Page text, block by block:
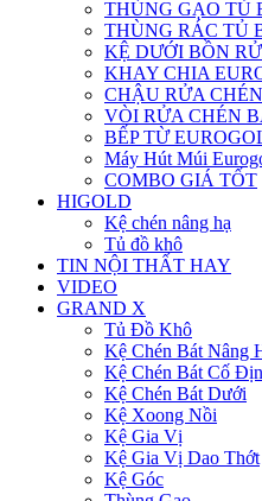
THÙNG GẠO TỦ
THÙNG RÁC TỦ
KỆ DƯỚI BỒN
KHAY CHIA
CHẬU RỬA
VÒI RỬA CHÉN
BẾP TỪ
Máy Hút Múi
COMBO GIÁ TỐT
HIGOLD
Kệ chén nâng hạ
Tủ đồ khô
TIN NỘI THẤT HAY
VIDEO
GRAND X
Tủ Đồ Khô
Kệ Chén Bát Nâng
Kệ Chén Bát Cố
Kệ Chén Bát Dưới
Kệ Xoong Nồi
Kệ Gia Vị
Kệ Gia Vị Dao Thớt
Kệ Góc